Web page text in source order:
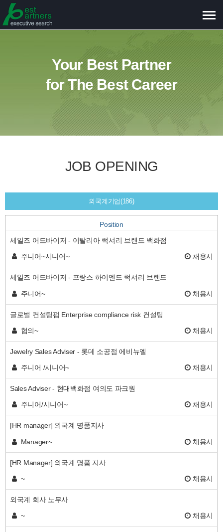
메
기
Your Best Partner
for The Best Career
JOB OPENING
외국계기업(186)
Position
세일즈 어드바이저 - 이탈리아 럭셔리 브랜드 백화점
주니어~시니어~
채용시
세일즈 어드바이저 - 프랑스 하이엔드 럭셔리 브랜드
주니어~
채용시
글로벌 컨설팅펌 Enterprise compliance risk 컨설팅
협의~
채용시
Jewelry Sales Adviser - 롯데 소공점 에비뉴엘
주니어 /시니어~
채용시
Sales Adviser - 현대백화점 여의도 파크원
주니어/시니어~
채용시
[HR manager] 외국계 명품지사
Manager~
채용시
[HR Manager] 외국계 명품 지사
~
채용시
외국계 회사 노무사
~
채용시